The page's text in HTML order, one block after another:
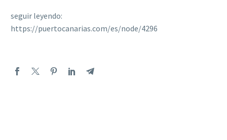
seguir leyendo:
https://puertocanarias.com/es/node/4296